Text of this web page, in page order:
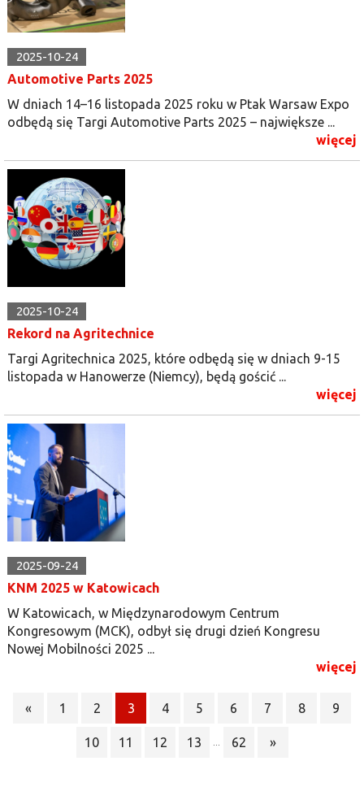
2025-10-24
Automotive Parts 2025
W dniach 14–16 listopada 2025 roku w Ptak Warsaw Expo
odbędą się Targi Automotive Parts 2025 – największe ...
więcej
2025-10-24
Rekord na Agritechnice
Targi Agritechnica 2025, które odbędą się w dniach 9-15
listopada w Hanowerze (Niemcy), będą gościć ...
więcej
2025-09-24
KNM 2025 w Katowicach
W Katowicach, w Międzynarodowym Centrum
Kongresowym (MCK), odbył się drugi dzień Kongresu
Nowej Mobilności 2025 ...
więcej
« 1 2 3 4 5 6 7 8 9
10 11 12 13 62 »